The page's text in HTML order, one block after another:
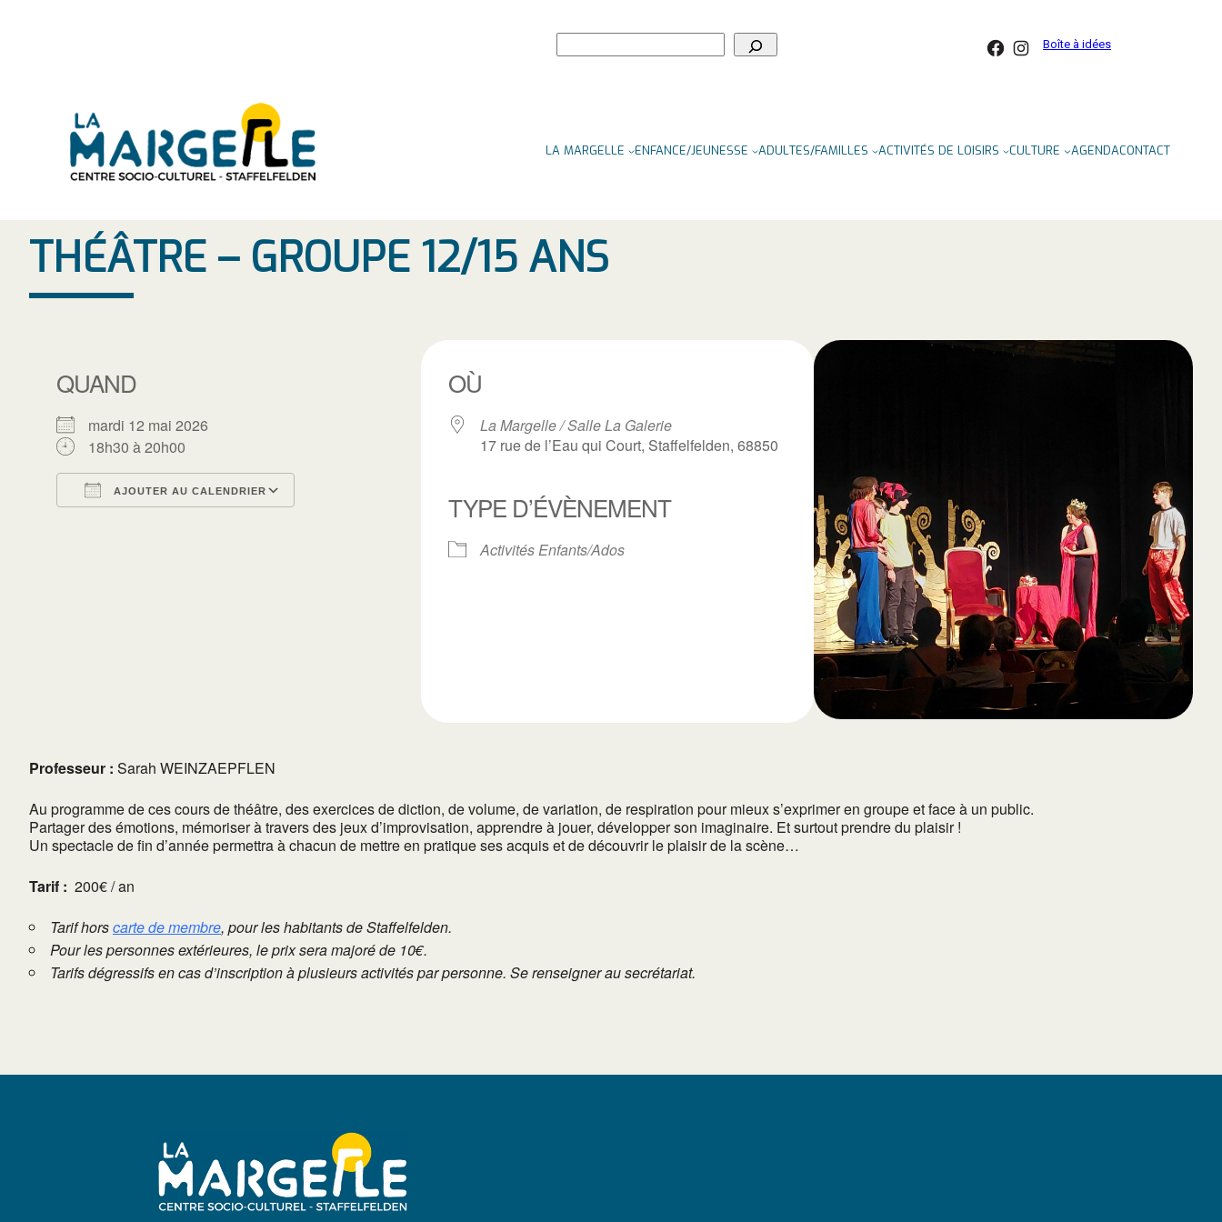
Facebook
Instagram
Boîte à idées
LA MARGELLE ENFANCE/JEUNESSE ADULTES/FAMILLES ACTIVITÉS DE LOISIRS CULTURE AGENDACONTACT
THÉÂTRE – GROUPE 12/15 ANS
QUAND
mardi 12 mai 2026
18h30 à 20h00
AJOUTER AU CALENDRIER
iCalendar Office 365 Outlook Live
OÙ
La Margelle / Salle La Galerie
17 rue de l’Eau qui Court, Staffelfelden, 68850
TYPE D’ÉVÈNEMENT
Activités Enfants/Ados
Professeur : Sarah WEINZAEPFLEN
Au programme de ces cours de théâtre, des exercices de diction, de volume, de variation, de respiration pour mieux s’exprimer en groupe et face à un public.
Partager des émotions, mémoriser à travers des jeux d’improvisation, apprendre à jouer, développer son imaginaire. Et surtout prendre du plaisir !
Un spectacle de fin d’année permettra à chacun de mettre en pratique ses acquis et de découvrir le plaisir de la scène…
Tarif : 200€ / an
Tarif horscarte de membre, pour les habitants de Staffelfelden.
Pour les personnes extérieures, le prix sera majoré de 10€.
Tarifs dégressifs en cas d’inscription à plusieurs activités par personne. Se renseigner au secrétariat.